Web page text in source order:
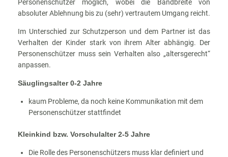
Personenschützer möglich, wobei die Bandbreite von
absoluter Ablehnung bis zu (sehr) vertrautem Umgang reicht.
Im Unterschied zur Schutzperson und dem Partner ist das
Verhalten der Kinder stark von ihrem Alter abhängig. Der
Personenschützer muss sein Verhalten also „altersgerecht“
anpassen.
Säuglingsalter 0-2 Jahre
kaum Probleme, da noch keine Kommunikation mit dem
Personenschützer stattfindet
Kleinkind bzw. Vorschulalter 2-5 Jahre
Die Rolle des Personenschützers muss klar definiert und